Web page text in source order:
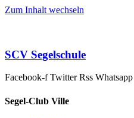
Zum Inhalt wechseln
SCV Segelschule
Facebook-f Twitter Rss Whatsapp
Segel-Club Ville